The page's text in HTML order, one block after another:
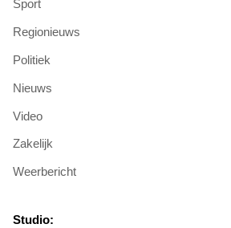
Sport
Regionieuws
Politiek
Nieuws
Video
Zakelijk
Weerbericht
Studio: